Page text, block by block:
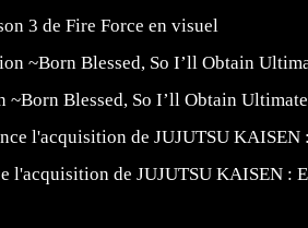
3 de Fire Force en visuel
~Born Blessed, So I’ll Obtain
l'acquisition de JUJUTSU KAISEN :